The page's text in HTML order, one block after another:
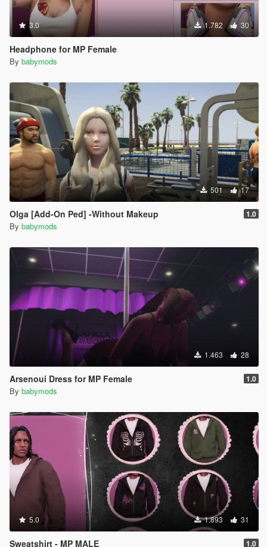
3.0 1.782 30
Headphone for MP Female
By babymods
501 17
Olga [Add-On Ped] -Without Makeup 1.0
By babymods
1.463 28
Arsenoui Dress for MP Female 1.0
By babymods
5.0 1.893 31
Sweatshirt - MP MALE 1.0